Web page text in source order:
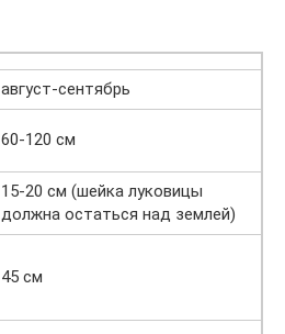
август-сентябрь
60-120 см
15-20 см (шейка луковицы
должна остаться над землей)
45 см